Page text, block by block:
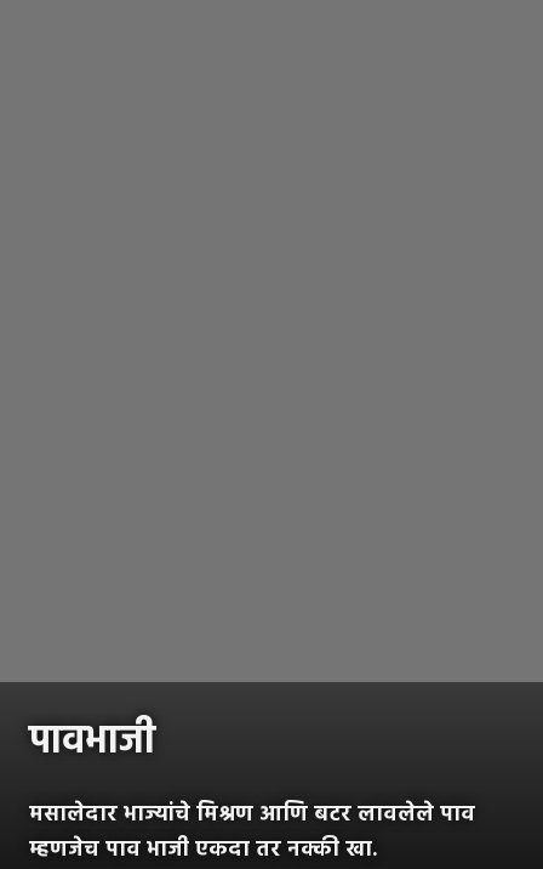
पावभाजी
मसालेदार भाज्यांचे मिश्रण आणि बटर लावलेले पाव
म्हणजेच पाव भाजी एकदा तर नक्की खा.